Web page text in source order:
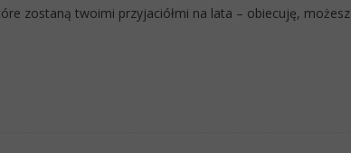
zostaną twoimi przyjaciółmi na lata – obiecuję, możesz